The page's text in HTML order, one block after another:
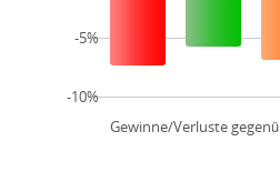
Gewinne/Verluste
-5%
-10%